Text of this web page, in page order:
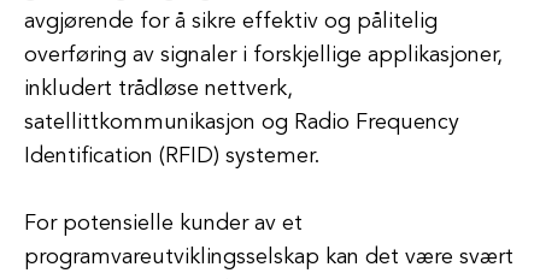
avgjørende for å sikre effektiv og pålitelig
overføring av signaler i forskjellige applikasjoner,
inkludert trådløse nettverk,
satellittkommunikasjon og Radio Frequency
Identification (RFID) systemer.
For potensielle kunder av et
programvareutviklingsselskap kan det være svært